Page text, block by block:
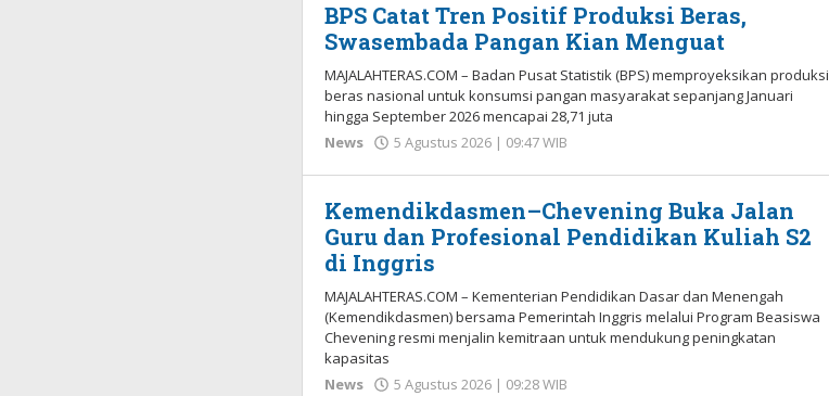
BPS Catat Tren Positif Produksi Beras,
Swasembada Pangan Kian Menguat
MAJALAHTERAS.COM – Badan Pusat Statistik (BPS) memproyeksikan produksi
beras nasional untuk konsumsi pangan masyarakat sepanjang Januari
hingga September 2026 mencapai 28,71 juta
News
5 Agustus 2026 | 09:47 WIB
Kemendikdasmen–Chevening Buka Jalan
Guru dan Profesional Pendidikan Kuliah S2
di Inggris
MAJALAHTERAS.COM – Kementerian Pendidikan Dasar dan Menengah
(Kemendikdasmen) bersama Pemerintah Inggris melalui Program Beasiswa
Chevening resmi menjalin kemitraan untuk mendukung peningkatan
kapasitas
News
5 Agustus 2026 | 09:28 WIB